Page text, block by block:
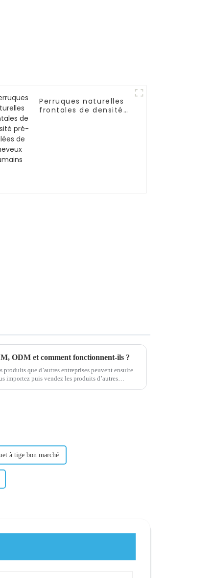
Perruques naturelles
frontales de densité
ODM et comment fonctionnent-ils ?
que d’autres entreprises peuvent ensuite
à tige bon marché